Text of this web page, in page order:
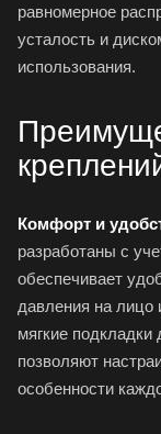
равномерное
усталость и
использования.
Комфорт и
разработаны с
обеспечивает
давления на лицо
мягкие
позволяют
особенности